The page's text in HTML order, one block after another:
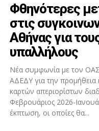
Φθηνότερες
στις
Αθήνας για
υπαλλήλους
Νέα συμφωνία με τον
ΑΔΕΔΥ για την προμήθεια
καρτών απεριορίστων
Φεβρουάριος 2026-
έκπτωση, οι οποίες θα...